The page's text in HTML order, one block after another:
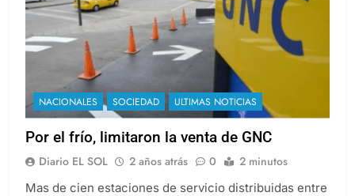
NACIONALES SOCIEDAD ULTIMAS NOTICIAS
Por el frío, limitaron la venta de GNC
Diario EL SOL 2 años atrás 0 2 minutos
Mas de cien estaciones de servicio distribuidas entre